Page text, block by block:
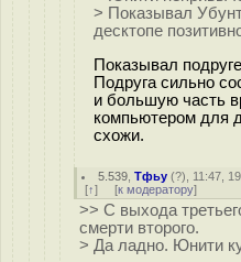
> Показывал
десктопе
Показывал
Подруга сильно
и большую часть
компьютером для
схожи.
5.539 ,Тфьу (?), 11:47,
[↑] [к модератору]
>> С выхода
смерти второго.
> Да ладно. Юнити